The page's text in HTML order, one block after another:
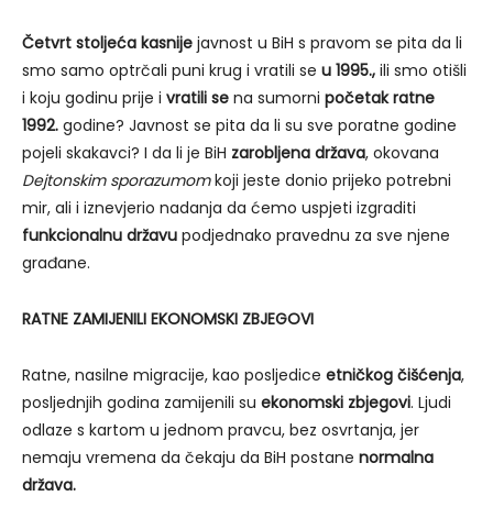
Četvrt stoljeća kasnije javnost u BiH s pravom se pita da li
smo samo optrčali puni krug i vratili se u 1995., ili smo otišli
i koju godinu prije i vratili se na sumorni početak ratne
1992. godine? Javnost se pita da li su sve poratne godine
pojeli skakavci? I da li je BiH zarobljena država, okovana
Dejtonskim sporazumomkoji jeste donio prijeko potrebni
mir, ali i iznevjerio nadanja da ćemo uspjeti izgraditi
funkcionalnu državu podjednako pravednu za sve njene
građane.
RATNE ZAMIJENILI EKONOMSKI ZBJEGOVI
Ratne, nasilne migracije, kao posljedice etničkog čišćenja,
posljednjih godina zamijenili su ekonomski zbjegovi. Ljudi
odlaze s kartom u jednom pravcu, bez osvrtanja, jer
nemaju vremena da čekaju da BiH postane normalna
država.